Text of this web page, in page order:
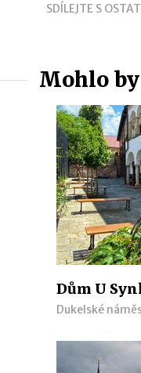
SDÍLEJTE S
Mohlo
Dům U
Dukelské